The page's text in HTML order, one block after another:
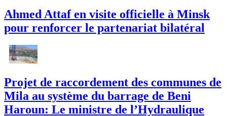
Ahmed Attaf en visite officielle à Minsk
pour renforcer le partenariat bilatéral
Projet de raccordement des communes de
Mila au système du barrage de Beni
Haroun: Le ministre de l’Hydraulique